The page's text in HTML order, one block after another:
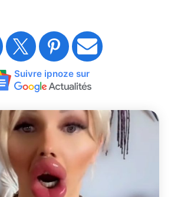
Suivre ipnoze sur